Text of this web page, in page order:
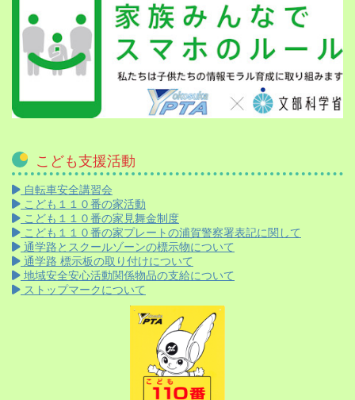
こども支援活動
自転車安全講習会
こども１１０番の家活動
こども１１０番の家見舞金制度
こども１１０番の家プレートの浦賀警察署表記に関して
通学路とスクールゾーンの標示物について
通学路 標示板の取り付けについて
地域安全安心活動関係物品の支給について
ストップマークについて